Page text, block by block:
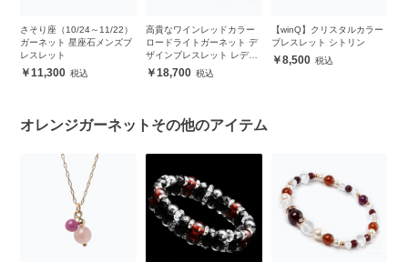
さそり座（10/24～11/22）
ガーネット 星座石メンズブ
レスレット
11,300
高貴なワインレッドカラー
ロードライトガーネット デ
ザインブレスレット レディ
ース18,700
【winQ】クリスタルカラー
ブレスレット シトリン
8,500
オレンジガーネットその他のアイテム